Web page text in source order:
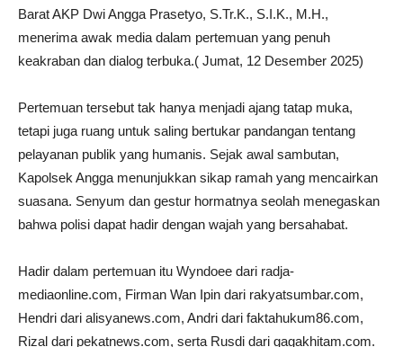
Barat AKP Dwi Angga Prasetyo, S.Tr.K., S.I.K., M.H.,
menerima awak media dalam pertemuan yang penuh
keakraban dan dialog terbuka.( Jumat, 12 Desember 2025)
Pertemuan tersebut tak hanya menjadi ajang tatap muka,
tetapi juga ruang untuk saling bertukar pandangan tentang
pelayanan publik yang humanis. Sejak awal sambutan,
Kapolsek Angga menunjukkan sikap ramah yang mencairkan
suasana. Senyum dan gestur hormatnya seolah menegaskan
bahwa polisi dapat hadir dengan wajah yang bersahabat.
Hadir dalam pertemuan itu Wyndoee dari radja-
mediaonline.com, Firman Wan Ipin dari rakyatsumbar.com,
Hendri dari alisyanews.com, Andri dari faktahukum86.com,
Rizal dari pekatnews.com, serta Rusdi dari gagakhitam.com.